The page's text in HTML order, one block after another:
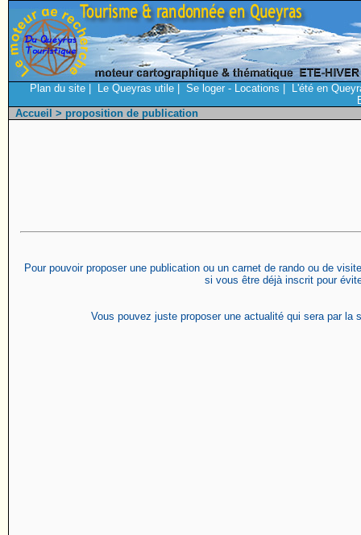
Plan du site Le Queyras utile Se loger - Locations
L'été en
Accueil > proposition de publication
Pour pouvoir proposer une publication ou un carnet de rando ou de
si vous être déjà inscrit pour
Vous pouvez juste proposer une actualité qui sera par la